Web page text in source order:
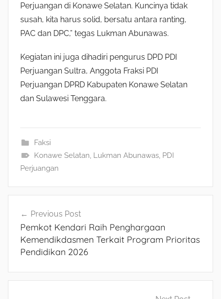
Perjuangan di Konawe Selatan. Kuncinya tidak
susah, kita harus solid, bersatu antara ranting,
PAC dan DPC,” tegas Lukman Abunawas.
Kegiatan ini juga dihadiri pengurus DPD PDI
Perjuangan Sultra, Anggota Fraksi PDI
Perjuangan DPRD Kabupaten Konawe Selatan
dan Sulawesi Tenggara.
Faksi
Konawe Selatan, Lukman Abunawas, PDI
Perjuangan
Navigasi
pos
Previous Post
Pemkot Kendari Raih Penghargaan
Kemendikdasmen Terkait Program Prioritas
Pendidikan 2026